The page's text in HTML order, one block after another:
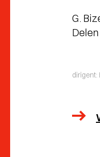
G.
dirigent: